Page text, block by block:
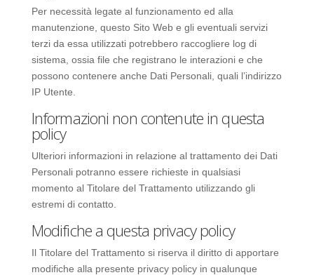
Per necessità legate al funzionamento ed alla
manutenzione, questo Sito Web e gli eventuali servizi
terzi da essa utilizzati potrebbero raccogliere log di
sistema, ossia file che registrano le interazioni e che
possono contenere anche Dati Personali, quali l’indirizzo
IP Utente.
Informazioni non contenute in questa
policy
Ulteriori informazioni in relazione al trattamento dei Dati
Personali potranno essere richieste in qualsiasi
momento al Titolare del Trattamento utilizzando gli
estremi di contatto.
Modifiche a questa privacy policy
Il Titolare del Trattamento si riserva il diritto di apportare
modifiche alla presente privacy policy in qualunque